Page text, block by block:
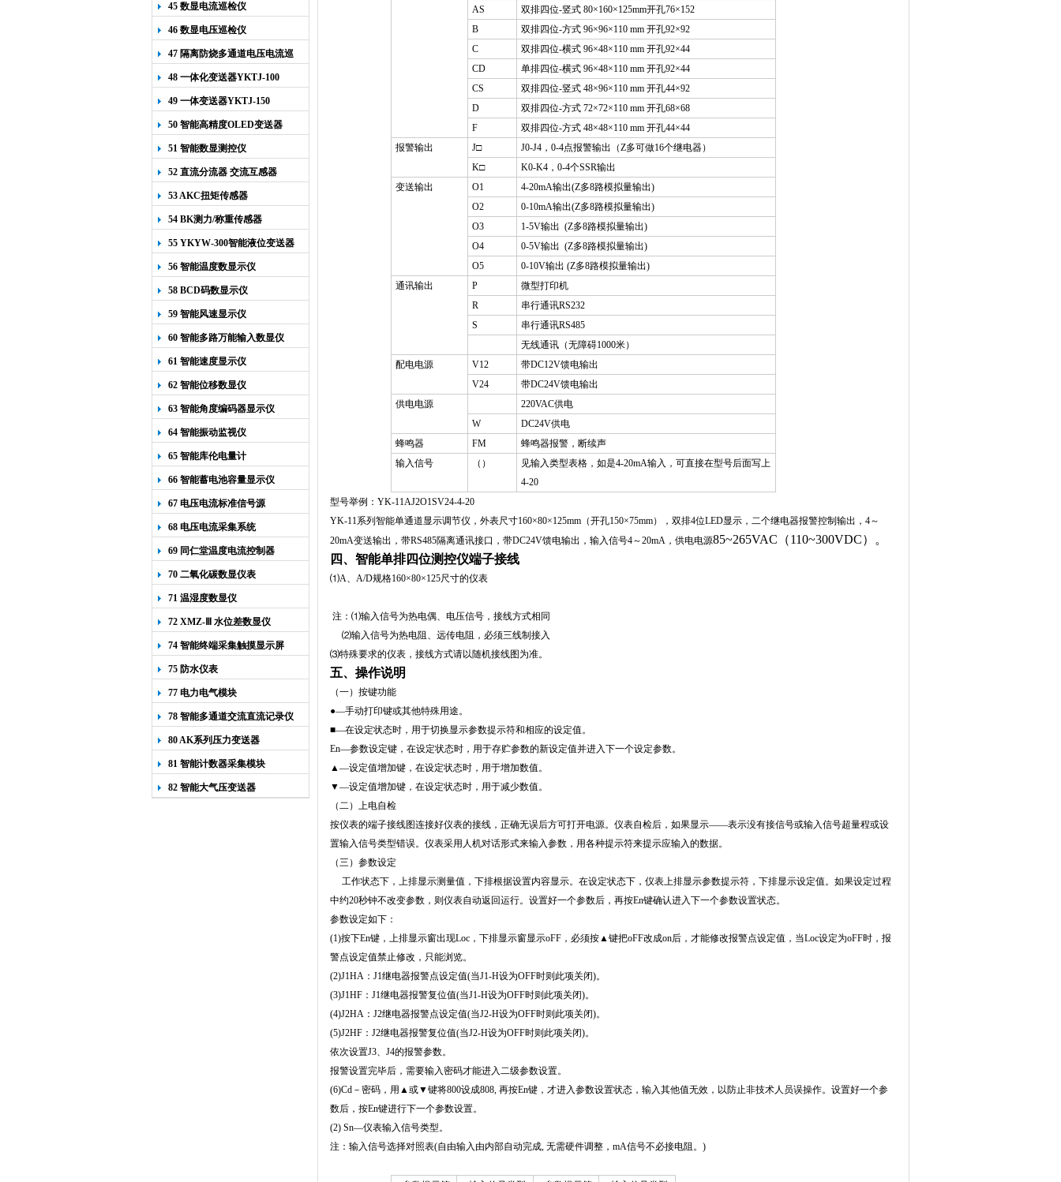
45 数显电流巡检仪
46 数显电压巡检仪
47 隔离防烧多通道电压电流巡
检仪
48 一体化变送器YKTJ-100
49 一体变送器YKTJ-150
50 智能高精度OLED变送器
YK-218
51 智能数显测控仪
52 直流分流器 交流互感器
53 AKC扭矩传感器
54 BK测力/称重传感器
55 YKYW-300智能液位变送器
56 智能温度数显示仪
58 BCD码数显示仪
59 智能风速显示仪
60 智能多路万能输入数显仪
61 智能速度显示仪
62 智能位移数显仪
63 智能角度编码器显示仪
64 智能振动监视仪
65 智能库伦电量计
66 智能蓄电池容量显示仪
67 电压电流标准信号源
68 电压电流采集系统
69 同仁堂温度电流控制器
70 二氧化碳数显仪表
71 温湿度数显仪
72 XMZ-Ⅲ 水位差数显仪
74 智能终端采集触摸显示屏
75 防水仪表
77 电力电气模块
78 智能多通道交流直流记录仪
80 AK系列压力变送器
81 智能计数器采集模块
82 智能大气压变送器
AS
双排四位-竖式 80×160×125mm开孔76×152
B
双排四位-方式 96×96×110 mm 开孔92×92
C
双排四位-横式 96×48×110 mm 开孔92×44
CD
单排四位-横式 96×48×110 mm 开孔92×44
CS
双排四位-竖式 48×96×110 mm 开孔44×92
D
双排四位-方式 72×72×110 mm 开孔68×68
F
双排四位-方式 48×48×110 mm 开孔44×44
报警输出
J□ J0-J4 ，0-4点报警输出（Z多可做16个继电器）
K□ K0-K4 ，0-4个SSR输出
变送输出
O1 4-20mA输出(Z多8路模拟量输出)
O2
0-10mA输出(Z多8路模拟量输出)
O3
1-5V输出 (Z多8路模拟量输出)
O4
0-5V输出 (Z多8路模拟量输出)
O5
0-10V输出 (Z多8路模拟量输出)
通讯输出
P
微型打印机
R
串行通讯RS232
S
串行通讯RS485
无线通讯（无障碍1000米）
配电电源
V12
带DC12V馈电输出
V24
带DC24V馈电输出
供电电源
220VAC供电
W
DC24V供电
蜂鸣器
FM
蜂鸣器报警，断续声
输入信号
（）
见输入类型表格，如是4-20mA输入，可直接在型号后面写上
4-20
型号举例：YK-11AJ2O1SV24-4-20
YK-11系列智能单通道显示调节仪，外表尺寸160×80×125mm（开孔150×75mm），双排4位LED显示，二个继电器报警控制输出，4～
20mA变送输出，带RS485隔离通讯接口，带DC24V馈电输出，输入信号4～20mA，供电电源85~265VAC （110~300VDC）。
四、智能单排四位测控仪端子接线
⑴A、A/D规格160×80×125尺寸的仪表
注：⑴输入信号为热电偶、电压信号，接线方式相同
⑵输入信号为热电阻、远传电阻，必须三线制接入
⑶特殊要求的仪表，接线方式请以随机接线图为准。
五、操作说明
（一）按键功能
●—手动打印键或其他特殊用途。
■—在设定状态时，用于切换显示参数提示符和相应的设定值。
En—参数设定键，在设定状态时，用于存贮参数的新设定值并进入下一个设定参数。
▲—设定值增加键，在设定状态时，用于增加数值。
▼—设定值增加键，在设定状态时，用于减少数值。
（二）上电自检
按仪表的端子接线图连接好仪表的接线，正确无误后方可打开电源。仪表自检后，如果显示――表示没有接信号或输入信号超量程或设
置输入信号类型错误。仪表采用人机对话形式来输入参数，用各种提示符来提示应输入的数据。
（三）参数设定
工作状态下，上排显示测量值，下排根据设置内容显示。在设定状态下，仪表上排显示参数提示符，下排显示设定值。如果设定过程
中约20秒钟不改变参数，则仪表自动返回运行。设置好一个参数后，再按En键确认进入下一个参数设置状态。
参数设定如下：
(1)按下En键，上排显示窗出现Loc，下排显示窗显示oFF，必须按▲键把oFF改成on后，才能修改报警点设定值，当Loc设定为oFF时，报
警点设定值禁止修改，只能浏览。
(2)J1HA ：J1继电器报警点设定值(当J1-H设为OFF时则此项关闭)。
(3)J1HF ：J1继电器报警复位值(当J1-H设为OFF时则此项关闭)。
(4)J2HA ：J2继电器报警点设定值(当J2-H设为OFF时则此项关闭)。
(5)J2HF：J2继电器报警复位值(当J2-H设为OFF时则此项关闭)。
依次设置J3、J4的报警参数。
报警设置完毕后，需要输入密码才能进入二级参数设置。
(6)Cd －密码，用▲或▼键将800设成808, 再按En键，才进入参数设置状态，输入其他值无效，以防止非技术人员误操作。设置好一个参
数后，按En键进行下一个参数设置。
(2) Sn—仪表输入信号类型。
注：输入信号选择对照表(自由输入由内部自动完成, 无需硬件调整，mA信号不必接电阻。)